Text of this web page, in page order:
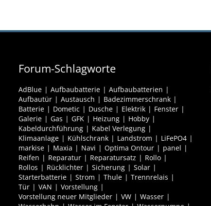
Forum-Schlagworte
AdBlue Aufbaubatterie
Aufbaubatterien
Aufbautür
Austausch
Badezimmerschrank
Batterie
Dometic Dusche Elektrik
Fenster
Galerie
Gas GFK Heizung
Hobby
Kabeldurchführung
Kabel Verlegung
Klimaanlage
Kühlschrank Landstrom
LiFePO4
markise
Maxia Navi Optima Ontour
panel
Reifen
Reparatur Reparatursatz
Rollo
Rollos
Rücklichter Sicherung
Solar
Starterbatterie
Strom Thule
Trennrelais
Tür
VAN
Vorstellung
Vorstellung neuer Mitglieder
VW
Wasser